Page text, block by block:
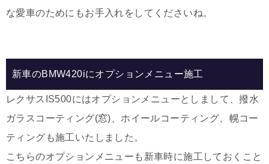
な愛車のためにもお手入れをしてくださいね。
新車のBMW420iにオプションメニュー施工
レクサスIS500にはオプションメニューとしまして、撥水
ガラスコーティング(窓)、ホイールコーティング、幌コー
ティングも施工いたしました。
こちらのオプションメニューも新車時に施工しておくこと